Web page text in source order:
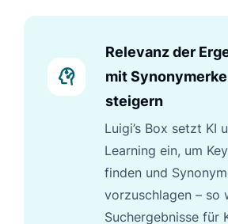
Relevanz der
mit
steigern
Luigi’s Box setzt KI
Learning ein, um
finden und
vorzuschlagen – so
Suchergebnisse für